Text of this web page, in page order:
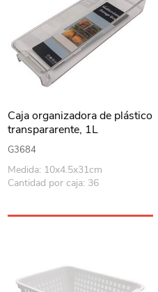
Caja organizadora de plástico
transpararente, 1L
G3684
Medida: 10x4.5x31cm
Cantidad por caja: 36